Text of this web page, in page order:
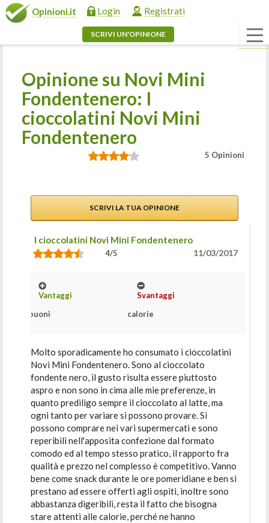
Opinioni.it Login Registrati
SCRIVI UN'OPINIONE
Opinione su Novi Mini
Fondentenero: I
cioccolatini Novi Mini
Fondentenero
5 Opinioni
SCRIVI LA TUA OPINIONE
I cioccolatini Novi Mini Fondentenero
4/5 11/03/2017
Vantaggi
buoni
Svantaggi
calorie
Molto sporadicamente ho consumato i cioccolatini
Novi Mini Fondentenero. Sono al cioccolato
fondente nero, il gusto risulta essere piuttosto
aspro e non sono in cima alle mie preferenze, in
quanto prediligo sempre il cioccolato al latte, ma
ogni tanto per variare si possono provare. Si
possono comprare nei vari supermercati e sono
reperibili nell'apposita confezione dal formato
comodo ed al tempo stesso pratico, il rapporto fra
qualità e prezzo nel complesso è competitivo. Vanno
bene come snack durante le ore pomeridiane e ben si
prestano ad essere offerti agli ospiti, inoltre sono
abbastanza digeribili, resta il fatto che bisogna
stare attenti alle calorie, perché ne hanno